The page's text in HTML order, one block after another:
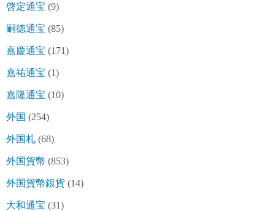
啓定通宝 (9)
嗣徳通宝 (85)
嘉慶通宝 (171)
嘉祐通宝 (1)
嘉隆通宝 (10)
外国 (254)
外国札 (68)
外国貨幣 (853)
外国貨幣銀貨 (14)
大和通宝 (31)